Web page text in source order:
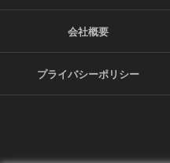
会社概要
プライバシーポリシー